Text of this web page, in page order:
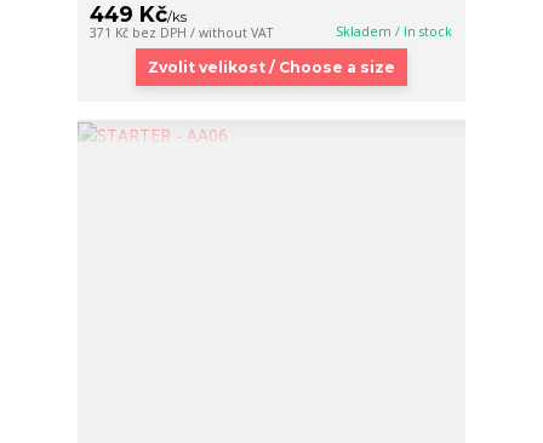
449 Kč/ks
371 Kč bez DPH / without VAT Skladem / In stock
Zvolit velikost / Choose a size